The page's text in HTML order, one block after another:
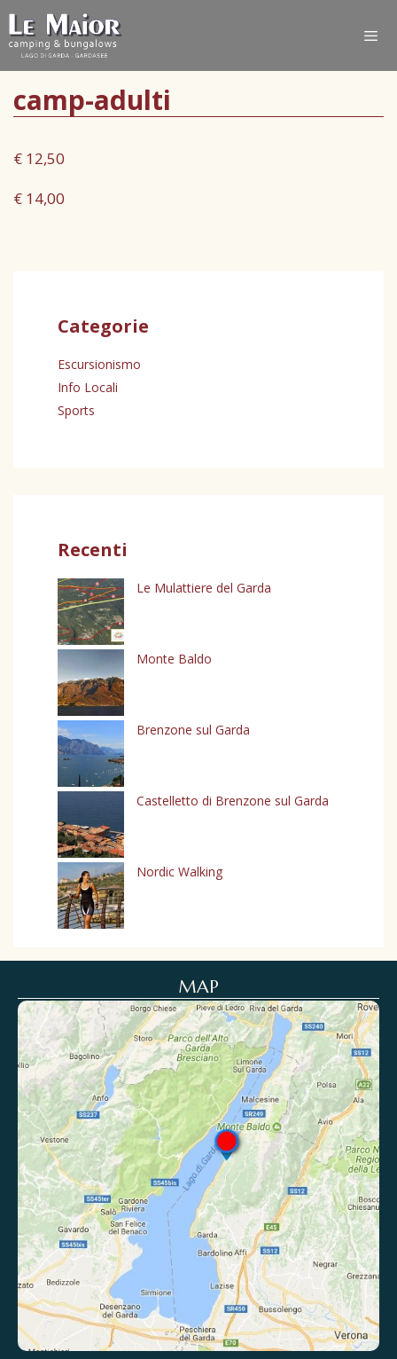
camp-adulti
€ 12,50
€ 14,00
Categorie
Escursionismo
Info Locali
Sports
Recenti
Le Mulattiere del Garda
Monte Baldo
Brenzone sul Garda
Castelletto di Brenzone sul Garda
Nordic Walking
MAP